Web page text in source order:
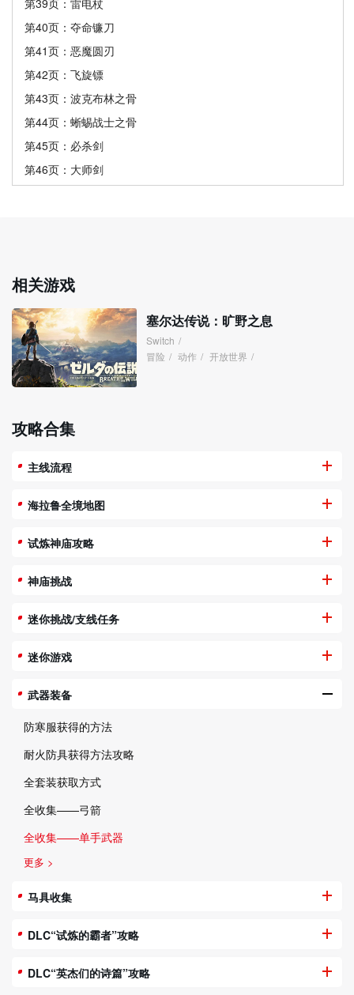
第39页：雷电杖
第40页：夺命镰刀
第41页：恶魔圆刃
第42页：飞旋镖
第43页：波克布林之骨
第44页：蜥蜴战士之骨
第45页：必杀剑
第46页：大师剑
相关游戏
塞尔达传说：旷野之息
Switch /
冒险 / 动作 / 开放世界 /
攻略合集
主线流程
海拉鲁全境地图
试炼神庙攻略
神庙挑战
迷你挑战/支线任务
迷你游戏
武器装备
防寒服获得的方法
耐火防具获得方法攻略
全套装获取方式
全收集——弓箭
全收集——单手武器
更多 >
马具收集
DLC“试炼的霸者”攻略
DLC“英杰们的诗篇”攻略